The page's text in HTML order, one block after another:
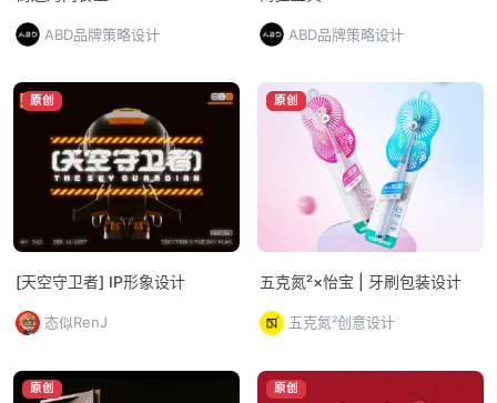
ABD品牌策略设计 ABD品牌策略设计
原创
[天空守卫者] IP形象设计
态似RenJ
原创
五克氮²×怡宝 | 牙刷包装设计
五克氮²创意设计
原创 原创